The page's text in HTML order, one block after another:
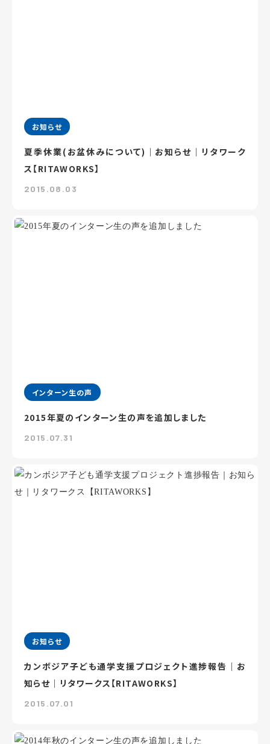
お知らせ
夏季休業(お盆休みについて)｜お知らせ｜リタワーク
ス【RITAWORKS】
2015.08.03
インターン生の声
2015年夏のインターン生の声を追加しました
2015.07.31
お知らせ
カンボジア子ども通学支援プロジェクト進捗報告｜お
知らせ｜リタワークス【RITAWORKS】
2015.07.01